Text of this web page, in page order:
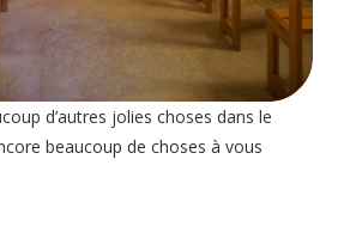
d’autres jolies choses dans le
beaucoup de choses à vous